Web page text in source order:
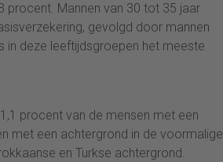
procent. Mannen van 30 tot 35 jaar
gevolgd door mannen
in deze leeftijdsgroepen het meeste
procent van de mensen met een
met een achtergrond in de voormalige
en Turkse achtergrond.